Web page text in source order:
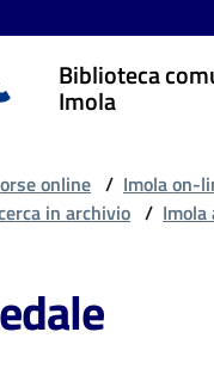
Biblioteca
Imola
online / Imola on-
in archivio /